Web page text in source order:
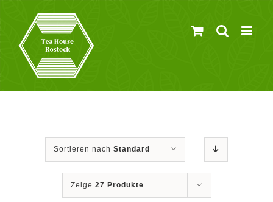
springen
Sortieren nach Standard
Zeige 27 Produkte